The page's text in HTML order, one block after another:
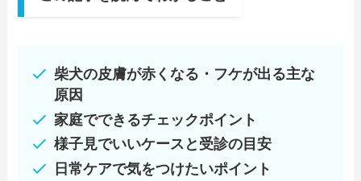
柴犬の皮膚が赤くなる・フケが出る主な
原因
家庭でできるチェックポイント
様子見でいいケースと受診の目安
日常ケアで気をつけたいポイント